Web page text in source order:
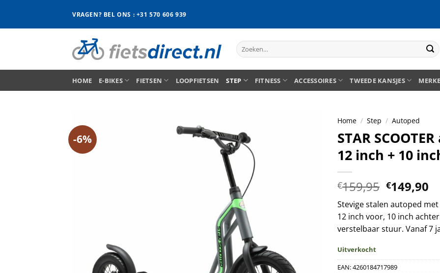
inhoud
VRAGEN? BEL ONS : +31 570 606 939
Zoeken
naar:
HOME E-BIKES FIETSEN LOOPFIETSEN STEP FITNESS ACCESSOIRES TWEEDE KANSJES
-6%
Home / Step / Autoped
STAR
12 inch + 10
€159,95
prijs
was:
€159,95.
€149,90
Stevige stalen autoped
12 inch voor, 10 inch
verstelbaar stuur. Vanaf 7
Uitverkocht
EAN:4260184717989